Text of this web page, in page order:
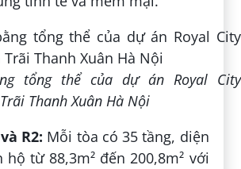
tổng thể của dự án Royal City
Thanh Xuân Hà Nội
R2: Mỗi tòa có 35 tầng, diện
hộ từ 88,3m² đến 200,8m² với